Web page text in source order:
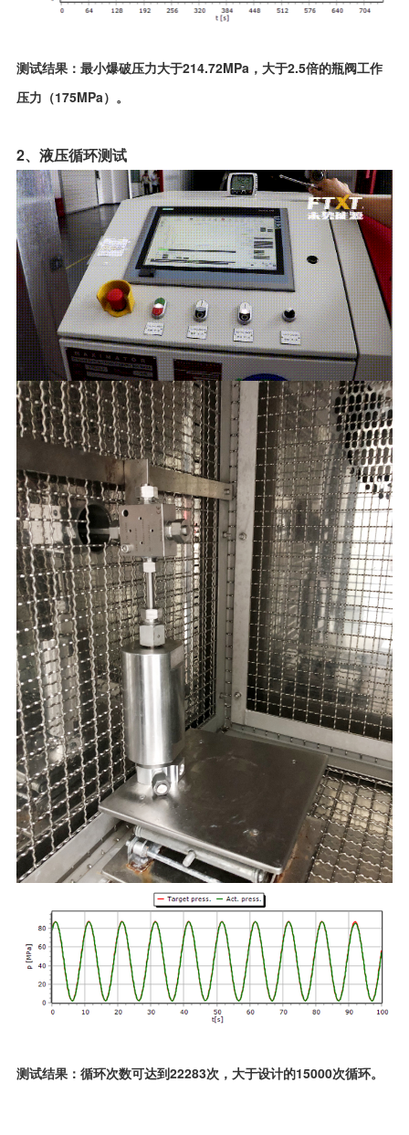
测试结果：最小爆破压力大于214.72MPa，大于2.5倍的瓶阀工作
压力（175MPa）。
2、液压循环测试
测试结果：循环次数可达到22283次，大于设计的15000次循环。